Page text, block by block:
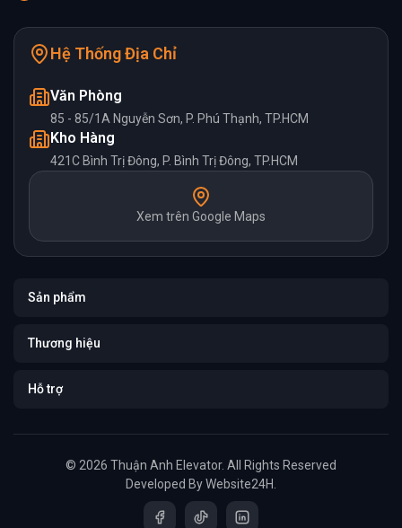
Hệ Thống Địa Chỉ
Văn Phòng
85 - 85/1A Nguyễn Sơn, P. Phú Thạnh, TP.HCM
Kho Hàng
421C Bình Trị Đông, P. Bình Trị Đông, TP.HCM
Xem trên Google Maps
Sản phẩm
Thương hiệu
Hỗ trợ
© 2026 Thuận Anh Elevator. All Rights Reserved
Developed ByWebsite24H